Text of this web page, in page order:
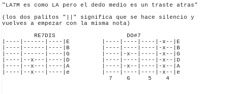
"LA7M es como LA pero el dedo medio es un traste atras"
(los dos palitos "||" significa que se hace silencio y
vuelves a empezar con la misma nota)
         RE7DIS                    DO#7
|----|------|----|E         |----|----|----|-x--|E
|----|------|----|B         |----|----|----|-x--|B
|----|------|----|G         |----|-x--|----|-x--|G
|----|--x---|----|D         |----|----|----|-x--|D
|----|--x---|----|A         |----|-x--|----|-x--|A
|----|--x---|----|e         |----|----|----|-x--|e
                              7    6     5    4